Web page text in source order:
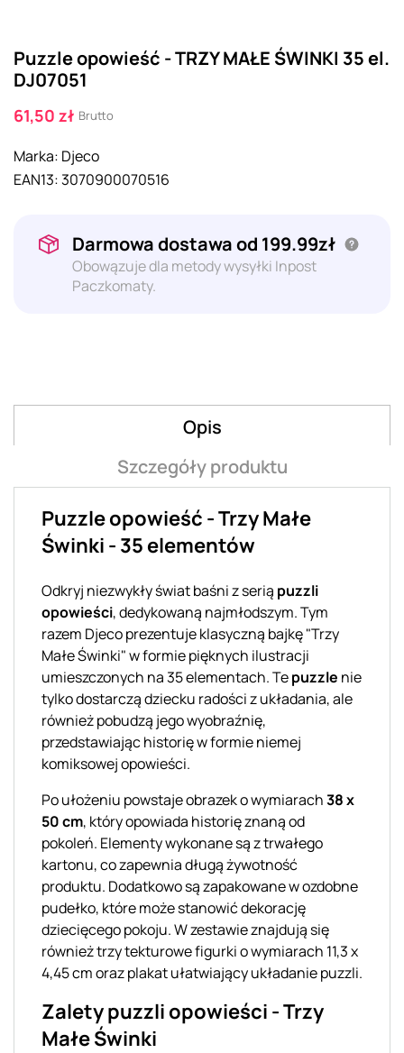
Puzzle opowieść - TRZY MAŁE ŚWINKI 35 el.
DJ07051
61,50 zł Brutto
Marka: Djeco
EAN13:3070900070516
Darmowa dostawa od 199.99zł
Obowązuje dla metody wysyłki Inpost
Paczkomaty.
Opis
Szczegóły produktu
Puzzle opowieść - Trzy Małe
Świnki - 35 elementów
Odkryj niezwykły świat baśni z serią puzzli
opowieści, dedykowaną najmłodszym. Tym
razem Djeco prezentuje klasyczną bajkę "Trzy
Małe Świnki" w formie pięknych ilustracji
umieszczonych na 35 elementach. Tepuzzle nie
tylko dostarczą dziecku radości z układania, ale
również pobudzą jego wyobraźnię,
przedstawiając historię w formie niemej
komiksowej opowieści.
Po ułożeniu powstaje obrazek o wymiarach38 x
50 cm, który opowiada historię znaną od
pokoleń. Elementy wykonane są z trwałego
kartonu, co zapewnia długą żywotność
produktu. Dodatkowo są zapakowane w ozdobne
pudełko, które może stanowić dekorację
dziecięcego pokoju. W zestawie znajdują się
również trzy tekturowe figurki o wymiarach 11,3 x
4,45 cm oraz plakat ułatwiający układanie puzzli.
Zalety puzzli opowieści - Trzy
Małe Świnki